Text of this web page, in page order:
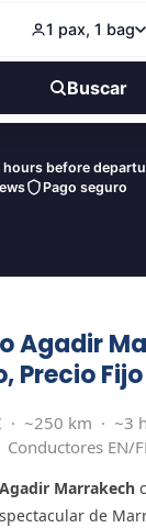
1 pax, 1 bag
Buscar
hours before
Pago seguro
Agadir
Precio
· ~250 km · ~3
EN/
Marrakech
de